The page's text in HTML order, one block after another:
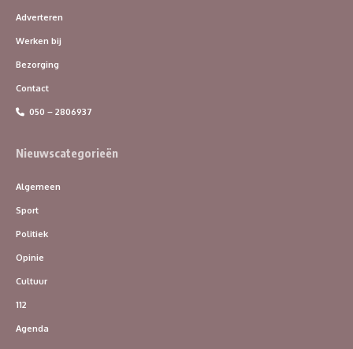
Adverteren
Werken bij
Bezorging
Contact
050 – 2806937
Nieuwscategorieën
Algemeen
Sport
Politiek
Opinie
Cultuur
112
Agenda